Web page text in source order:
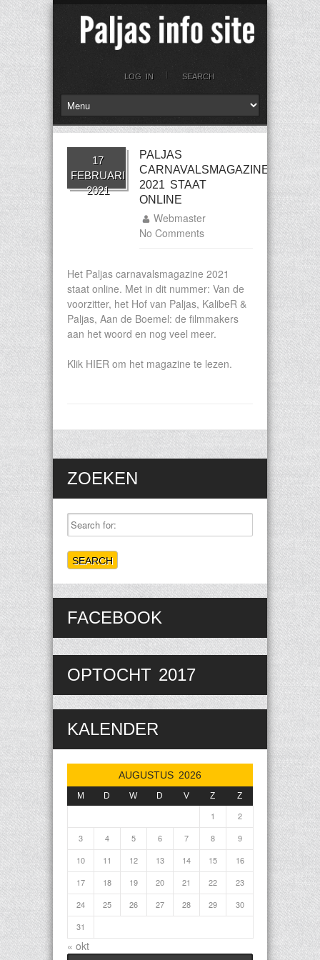
LOG IN SEARCH
17
FEBRUARI
2021
PALJAS
CARNAVALSMAGAZINE
2021 STAAT
ONLINE
Webmaster
No Comments
Het Paljas carnavalsmagazine 2021
staat online. Met in dit nummer: Van de
voorzitter, het Hof van Paljas, KalibeR &
Paljas, Aan de Boemel: de filmmakers
aan het woord en nog veel meer.
Klik HIER om het magazine te lezen.
ZOEKEN
FACEBOOK
OPTOCHT 2017
KALENDER
AUGUSTUS 2026
M D W D V Z Z
1
2
3
4 5 6 7 8
9
10
11 12 13 14 15
16
17
18 19 20 21 22
23
24
25 26 27 28 29
30
31
« okt